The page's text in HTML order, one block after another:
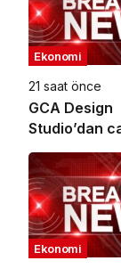
Ekonomi
21 saat önce
GCA Design
Studio’dan
ambalaj
bütüncül
Ekonomi